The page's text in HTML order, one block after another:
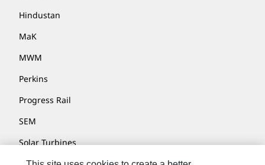
Hindustan
MaK
MWM
Perkins
Progress Rail
SEM
Solar Turbines